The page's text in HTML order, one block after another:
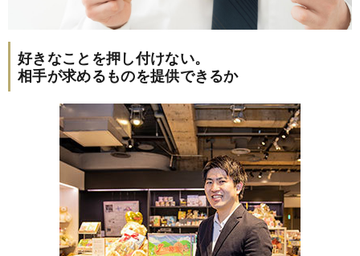
好きなことを押し付けない。
相手が求めるものを提供できるか